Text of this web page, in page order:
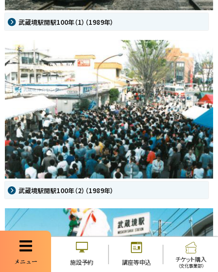
武蔵境駅開駅100年（1）（1989年）
武蔵境駅開駅100年（2）（1989年）
メニュー 施設予約 講座等申込 チケット購入
（文化事業部）